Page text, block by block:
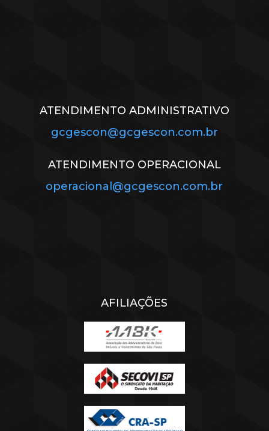
ATENDIMENTO ADMINISTRATIVO
gcgescon@gcgescon.com.br
ATENDIMENTO OPERACIONAL
operacional@gcgescon.com.br
AFILIAÇÕES